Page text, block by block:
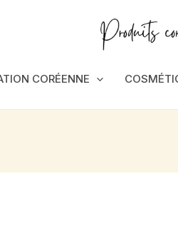
CORÉENNE